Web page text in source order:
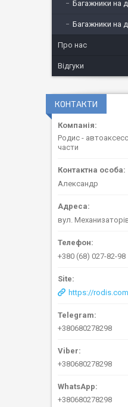
Багажники на
Багажники на
Про нас
Відгуки
КОНТАКТИ
Родис -
части
Александр
вул.
+380 (68) 027-82-98
https://
+380680278298
+380680278298
+380680278298